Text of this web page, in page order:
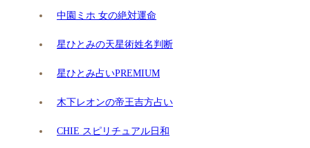
中園ミホ 女の絶対運命
星ひとみの天星術姓名判断
星ひとみ占いPREMIUM
木下レオンの帝王吉方占い
CHIE スピリチュアル日和